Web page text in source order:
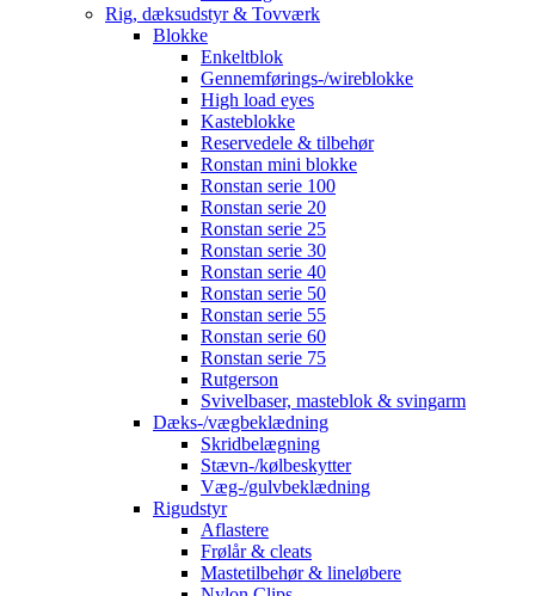
Rig, dæksudstyr & Tovværk
Blokke
Enkeltblok
Gennemførings-/wireblokke
High load eyes
Kasteblokke
Reservedele & tilbehør
Ronstan mini blokke
Ronstan serie 100
Ronstan serie 20
Ronstan serie 25
Ronstan serie 30
Ronstan serie 40
Ronstan serie 50
Ronstan serie 55
Ronstan serie 60
Ronstan serie 75
Rutgerson
Svivelbaser, masteblok & svingarm
Dæks-/vægbeklædning
Skridbelægning
Stævn-/kølbeskytter
Væg-/gulvbeklædning
Rigudstyr
Aflastere
Frølår & cleats
Mastetilbehør & lineløbere